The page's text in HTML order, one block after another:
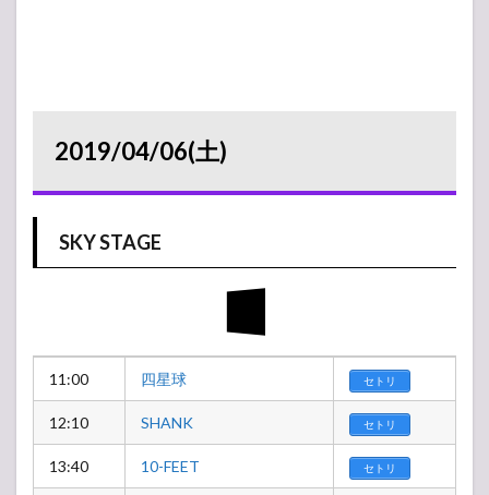
2019/04/06(土)
SKY STAGE
11:00 四星球 セトリ
12:10 SHANK セトリ
13:40 10-FEET セトリ